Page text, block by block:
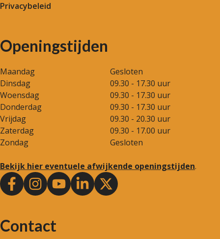
Privacybeleid
Openingstijden
Maandag
Gesloten
Dinsdag
09.30 - 17.30 uur
Woensdag
09.30 - 17.30 uur
Donderdag
09.30 - 17.30 uur
Vrijdag
09.30 - 20.30 uur
Zaterdag
09.30 - 17.00 uur
Zondag
Gesloten
Bekijk hier eventuele afwijkende openingstijden.
Contact